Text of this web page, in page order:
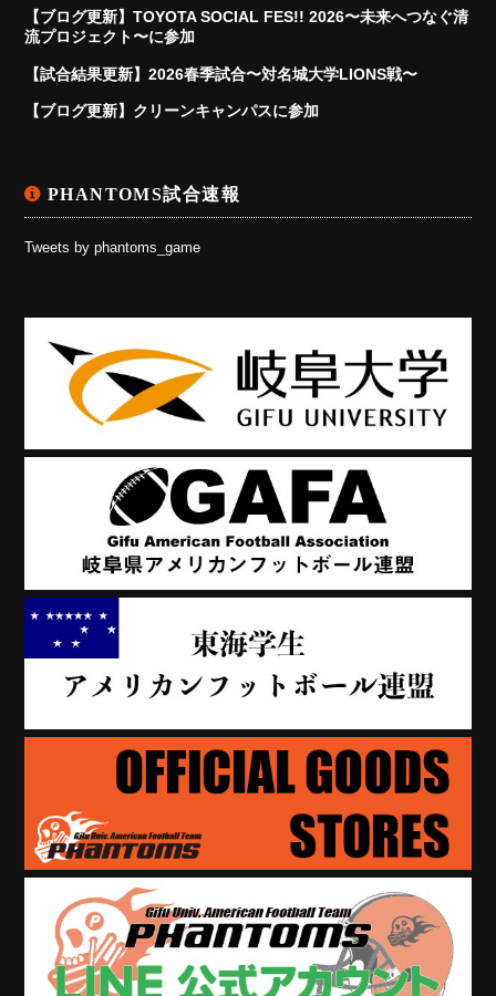
【ブログ更新】TOYOTA SOCIAL FES!! 2026〜未来へつなぐ清
流プロジェクト〜に参加
【試合結果更新】2026春季試合〜対名城大学LIONS戦〜
【ブログ更新】クリーンキャンパスに参加
PHANTOMS試合速報
Tweets by phantoms_game